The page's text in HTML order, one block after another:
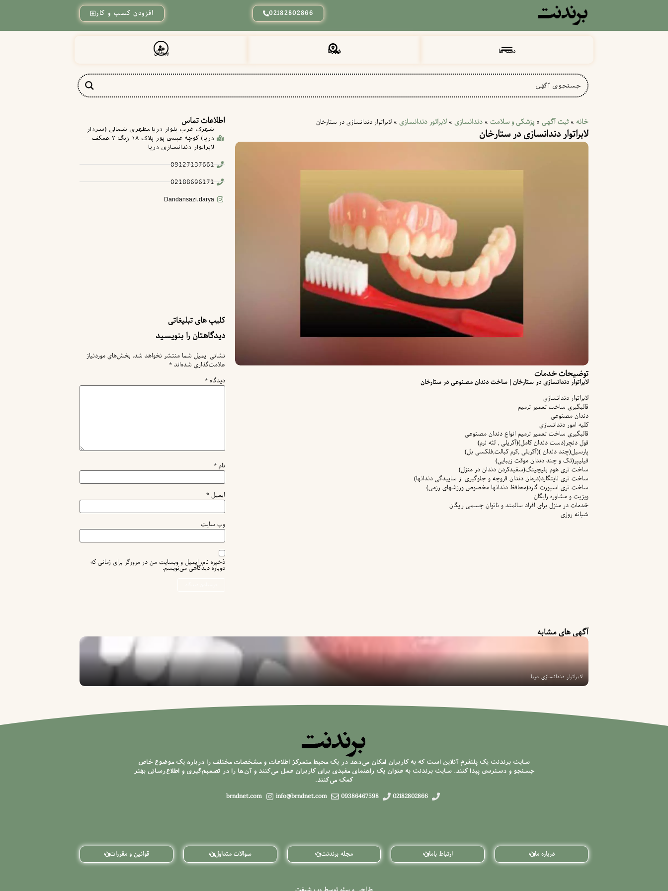
02182802866 افزودن کسب و کار
دسته ها شهرها پروفایل
خانه » ثبت آگهی » پزشکی و سلامت » دندانسازی » لابراتور دندانسازی » لابراتوار دندانسازی در ستارخان
لابراتوار دندانسازی در ستارخان
توضیحات خدمات
لابراتوار دندانسازی در ستارخان | ساخت دندان مصنوعی در ستارخان
لابراتوار دندانسازی
قالبگیری ساخت تعمیر ترمیم
دندان مصنوعی
کلیه امور دندانسازی
قالبگیری ساخت تعمیر ترمیم انواع دندان مصنوعی
فول دنچر(دست دندان کامل)(آکریلی , لثه نرم)
پارسیل(چند دندان )(آکریلی ,کرم کبالت,فلکسی بل)
فیلیپر(تک و چند دندان موقت زیبایی)
ساخت تری هوم بلیچینگ(سفیدکردن دندان در منزل)
ساخت تری نایتگارد(درمان دندان قروچه و جلوگیری از ساییدگی دندانها)
ساخت تری اسپورت گارد(محافظ دندانها مخصوص ورزشهای رزمی)
ویزیت و مشاوره رایگان
خدمات در منزل برای افراد سالمند و ناتوان جسمی رایگان
شبانه روزی
اطلاعات تماس
شهرک غرب بلوار دریا مطهری شمالی (سردار
دریا) کوچه عیسی پور پلاک ۱۸ زنگ ۲ همکف
لابراتوار دندانسازی دریا
09127137661
02188696171
Dandansazi.darya
کلیپ های تبلیغاتی
دیدگاهتان را بنویسید
نشانی ایمیل شما منتشر نخواهد شد. بخش‌های موردنیاز
علامت‌گذاری شده‌اند*
دیدگاه*
نام*
ایمیل*
وب‌ سایت
ذخیره نام، ایمیل و وبسایت من در مرورگر برای زمانی که
دوباره دیدگاهی می‌نویسم.
آگهی های مشابه
لابراتوار دندانسازی دریا
سایت برندنت یک پلتفرم آنلاین است که به کاربران امکان می‌دهد در یک محیط متمرکز اطلاعات و مشخصات مختلف را درباره یک موضوع خاص
جستجو و دسترسی پیدا کنند. سایت برندنت به عنوان یک راهنمای مفیدی برای کاربران عمل می‌کنند و آن‌ها را در تصمیم‌گیری و اطلاع‌رسانی بهتر
کمک می‌کنند.
02182802866
09386467598
info@brndnet.com
brndnet.com
درباره ما ارتباط باما مجله برندنت سوالات متداول قوانین و مقررات